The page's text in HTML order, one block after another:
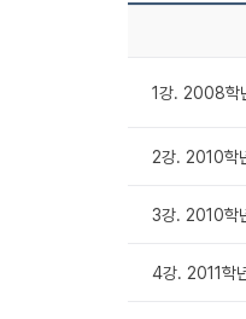
1강. 2008학
2강. 2010학
3강. 2010학
4강. 2011학